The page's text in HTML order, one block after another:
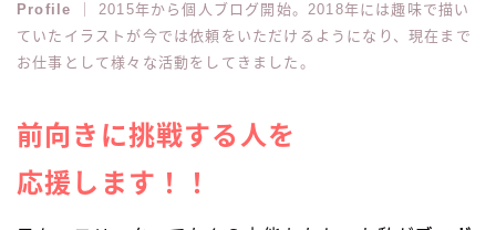
Profile ｜ 2015年から個人ブログ開始。2018年には趣味で描い
ていたイラストが今では依頼をいただけるようになり、現在まで
お仕事として様々な活動をしてきました。
前向きに挑戦する人を
応援します！！